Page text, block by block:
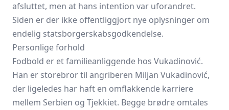
afsluttet, men at hans intention var uforandret.
Siden er der ikke offentliggjort nye oplysninger om
endelig statsborgerskabsgodkendelse.
Personlige forhold
Fodbold er et familieanliggende hos Vukadinović.
Han er storebror til angriberen Miljan Vukadinović,
der ligeledes har haft en omflakkende karriere
mellem Serbien og Tjekkiet. Begge brødre omtales